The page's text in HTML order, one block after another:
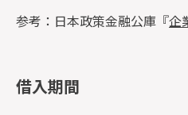
参考：日本政策金融公庫『企
借入期間